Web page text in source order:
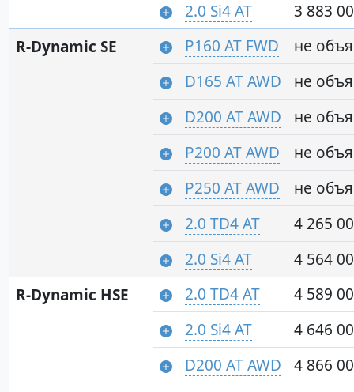
2.0 Si4 AT
3 883
R-Dynamic SE
P160 AT FWD
не
D165 AT AWD
не
D200 AT AWD
не
P200 AT AWD
не
P250 AT AWD
не
2.0 TD4 AT
4 265
2.0 Si4 AT
4 564
R-Dynamic HSE
2.0 TD4 AT
4 589
2.0 Si4 AT
4 646
D200 AT AWD
4 866